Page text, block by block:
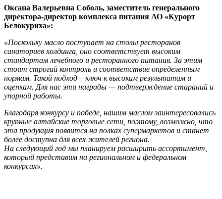
Оксана Валерьевна Соболь, заместитель генерального
директора-директор комплекса питания АО «Курорт
Белокуриха»:
«Поскольку масло поступает на столы ресторанов
санаториев холдинга, оно соответствует высоким
стандартам лечебного и ресторанного питания. За этим
стоит строгий контроль и соответствие определенным
нормам. Такой подход – ключ к высоким результатам и
оценкам. Для нас эти награды —подтверждение стараний и
упорной работы.
Благодаря конкурсу и победе, нашим маслом заинтересовались
крупные алтайские торговые сети, поэтому, возможно, что
эта продукция появится на полках супермаркетов и станет
более доступна для всех жителей региона.
На следующий год мы планируем расширить ассортимент,
который представим на региональном и федеральном
конкурсах».